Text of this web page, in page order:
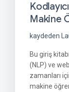
Makine
kaydeden
Bu giriş
(NLP) ve
zamanları
makine